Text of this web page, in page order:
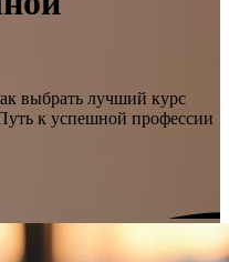
выбрать лучший курс
к успешной профессии